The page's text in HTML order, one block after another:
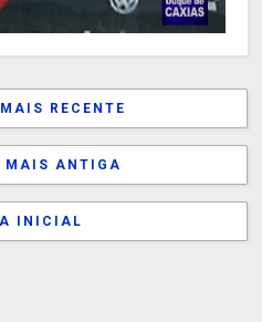
RECENTE
MAIS ANTIGA
INICIAL